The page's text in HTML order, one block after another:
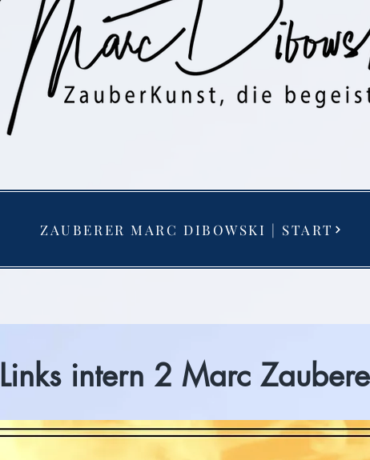
ZAUBERER MARC DIBOWSKI | START
Links intern 2 Marc